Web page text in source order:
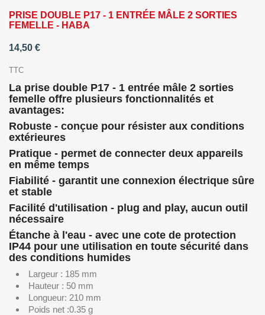
PRISE DOUBLE P17 - 1 ENTRÉE MÂLE 2 SORTIES
FEMELLE - HABA
14,50 €
TTC
La prise double P17 - 1 entrée mâle 2 sorties
femelle offre plusieurs fonctionnalités et
avantages:
Robuste - conçue pour résister aux conditions
extérieures
Pratique - permet de connecter deux appareils
en même temps
Fiabilité - garantit une connexion électrique sûre
et stable
Facilité d'utilisation - plug and play, aucun outil
nécessaire
Étanche à l'eau - avec une cote de protection
IP44 pour une utilisation en toute sécurité dans
des conditions humides
Largeur : 185 mm
Hauteur : 50 mm
Longueur: 210 mm
Poids net :0.35 g